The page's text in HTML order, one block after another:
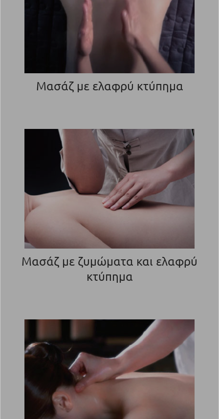
Μασάζ με ελαφρύ κτύπημα
Μασάζ με ζυμώματα και ελαφρύ
κτύπημα